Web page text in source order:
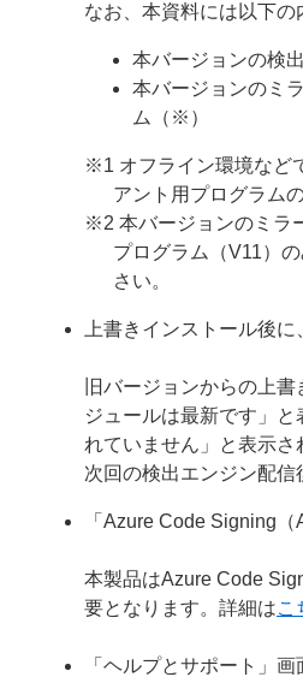
なお、本資料には以下の
本バージョンの検
本バージョンのミ
ム（※）
※1 オフライン環境など
アント用プログラム
※2 本バージョンのミラ
プログラム（V11）
さい。
上書きインストール後
旧バージョンからの上
ジュールは最新です」
れていません」と表示さ
次回の検出エンジン配
「Azure Code Signing
本製品はAzure Code
要となります。詳細はこ
「ヘルプとサポート」